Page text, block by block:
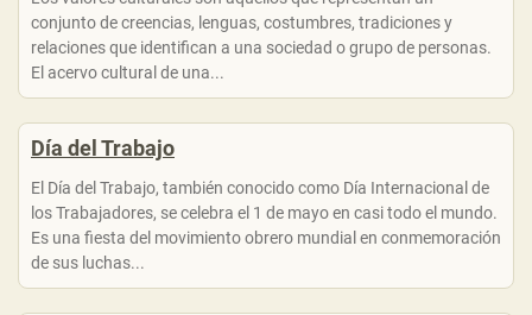
conjunto de creencias, lenguas, costumbres, tradiciones y
relaciones que identifican a una sociedad o grupo de personas.
El acervo cultural de una...
Día del Trabajo
El Día del Trabajo, también conocido como Día Internacional de
los Trabajadores, se celebra el 1 de mayo en casi todo el mundo.
Es una fiesta del movimiento obrero mundial en conmemoración
de sus luchas...